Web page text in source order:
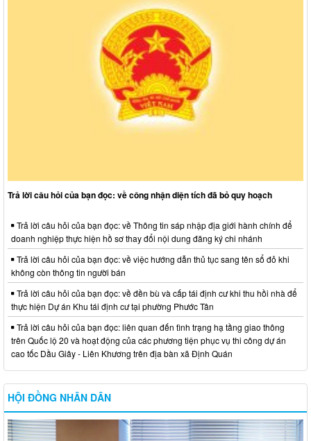
Trả lời câu hỏi của bạn đọc: về công nhận diện tích đã bỏ quy hoạch
Trả lời câu hỏi của bạn đọc: về Thông tin sáp nhập địa giới hành chính để
doanh nghiệp thực hiện hồ sơ thay đổi nội dung đăng ký chi nhánh
Trả lời câu hỏi của bạn đọc: về việc hướng dẫn thủ tục sang tên sổ đỏ khi
không còn thông tin người bán
Trả lời câu hỏi của bạn đọc: về đền bù và cấp tái định cư khi thu hồi nhà để
thực hiện Dự án Khu tái định cư tại phường Phước Tân
Trả lời câu hỏi của bạn đọc: liên quan đến tình trạng hạ tầng giao thông
trên Quốc lộ 20 và hoạt động của các phương tiện phục vụ thi công dự án
cao tốc Dầu Giây - Liên Khương trên địa bàn xã Định Quán
HỘI ĐỒNG NHÂN DÂN